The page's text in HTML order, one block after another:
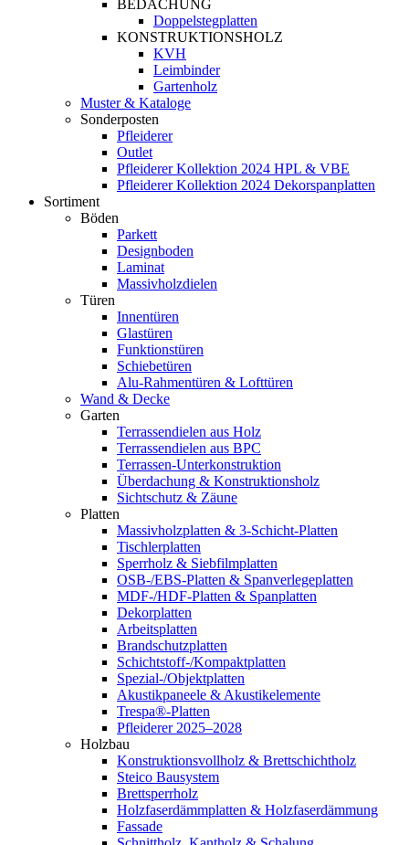
BEDACHUNG
Doppelstegplatten
KONSTRUKTIONSHOLZ
KVH
Leimbinder
Gartenholz
Muster & Kataloge
Sonderposten
Pfleiderer
Outlet
Pfleiderer Kollektion 2024 HPL & VBE
Pfleiderer Kollektion 2024 Dekorspanplatten
Sortiment
Böden
Parkett
Designboden
Laminat
Massivholzdielen
Türen
Innentüren
Glastüren
Funktionstüren
Schiebetüren
Alu-Rahmentüren & Lofttüren
Wand & Decke
Garten
Terrassendielen aus Holz
Terrassendielen aus BPC
Terrassen-Unterkonstruktion
Überdachung & Konstruktionsholz
Sichtschutz & Zäune
Platten
Massivholzplatten & 3-Schicht-Platten
Tischlerplatten
Sperrholz & Siebfilmplatten
OSB-/EBS-Platten & Spanverlegeplatten
MDF-/HDF-Platten & Spanplatten
Dekorplatten
Arbeitsplatten
Brandschutzplatten
Schichtstoff-/Kompaktplatten
Spezial-/Objektplatten
Akustikpaneele & Akustikelemente
Trespa®-Platten
Pfleiderer 2025–2028
Holzbau
Konstruktionsvollholz & Brettschichtholz
Steico Bausystem
Brettsperrholz
Holzfaserdämmplatten & Holzfaserdämmung
Fassade